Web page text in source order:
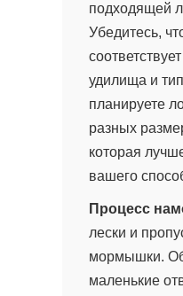
подходящей
Убедитесь,
удилища и
планируете
разных
которая
вашего
Процесс
лески и
мормышки.
маленькие